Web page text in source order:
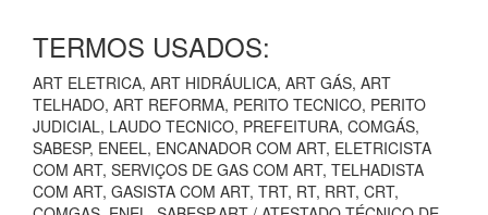
TERMOS USADOS:
ART ELETRICA, ART HIDRÁULICA, ART GÁS, ART
TELHADO, ART REFORMA, PERITO TECNICO, PERITO
JUDICIAL, LAUDO TECNICO, PREFEITURA, COMGÁS,
SABESP, ENEEL, ENCANADOR COM ART, ELETRICISTA
COM ART, SERVIÇOS DE GAS COM ART, TELHADISTA
COM ART, GASISTA COM ART, TRT, RT, RRT, CRT,